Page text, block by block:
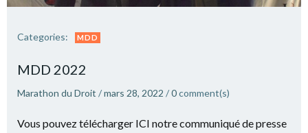
Categories: MDD
MDD 2022
Marathon du Droit /mars 28, 2022 /0comment(s)
Vous pouvez télécharger ICI notre communiqué de presse